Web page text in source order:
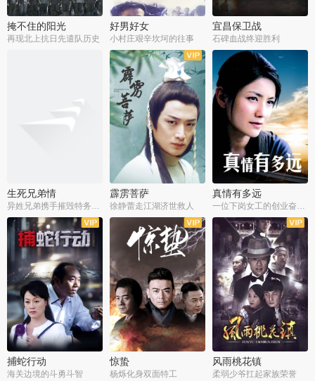
掩不住的阳光
再现北上抗日先遣队历史
好男好女
小村庄艰辛坎坷的往事
宜昌保卫战
石碑血战终迎胜利
生死兄弟情
异姓兄弟携手摧毁特务阴谋
全40集
霹雳菩萨
徐静蕾走江湖济世救人
全25集
真情有多远
一位下岗女工的创业奋斗史
全22集
捕蛇行动
海关边境的斗勇斗智
全39集
惊蛰
杨烁化身双面特工
全36集
风雨桃花镇
柔弱少爷扛起家族荣誉